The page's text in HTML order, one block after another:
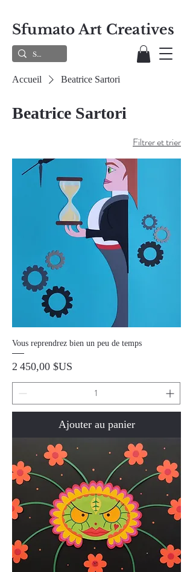
Sfumato Art Creatives
Accueil Beatrice Sartori
Beatrice Sartori
Filtrer et trier
Vous reprendrez bien un peu de temps
Prix
2 450,00 $US
Ajouter au panier